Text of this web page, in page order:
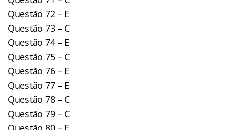
Questão 72 – E
Questão 73 – C
Questão 74 – E
Questão 75 – C
Questão 76 – E
Questão 77 – E
Questão 78 – C
Questão 79 – C